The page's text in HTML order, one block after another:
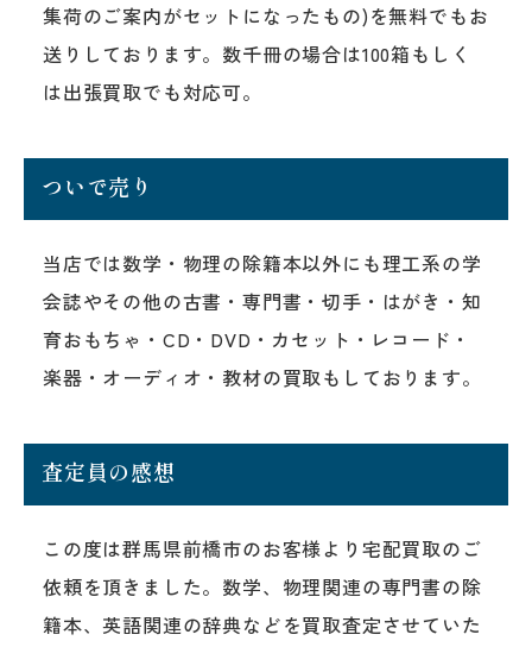
集荷のご案内がセットになったもの)を無料でもお
送りしております。数千冊の場合は100箱もしく
は出張買取でも対応可。
ついで売り
当店では数学・物理の除籍本以外にも理工系の学
会誌やその他の古書・専門書・切手・はがき・知
育おもちゃ・CD・DVD・カセット・レコード・
楽器・オーディオ・教材の買取もしております。
査定員の感想
この度は群馬県前橋市のお客様より宅配買取のご
依頼を頂きました。数学、物理関連の専門書の除
籍本、英語関連の辞典などを買取査定させていた